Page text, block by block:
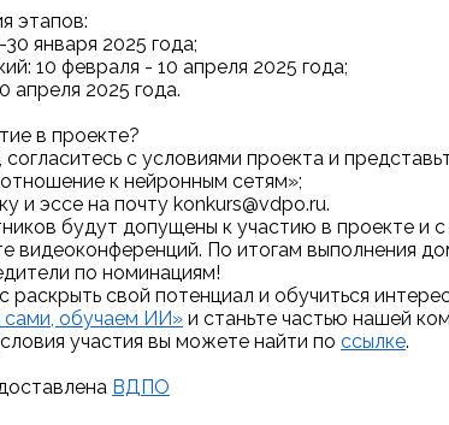
этапов:
января 2025 года;
10 февраля - 10 апреля 2025 года;
апреля 2025 года.
в проекте?
согласитесь с условиями проекта и
к нейронным сетям»;
и эссе на почту konkurs@vdpo.ru.
будут допущены к участию в проекте и
видеоконференций. По итогам выполнения
по номинациям!
раскрыть свой потенциал и обучиться
сами, обучаем ИИ» и станьте частью нашей
участия вы можете найти по ссылке.
ВДПО